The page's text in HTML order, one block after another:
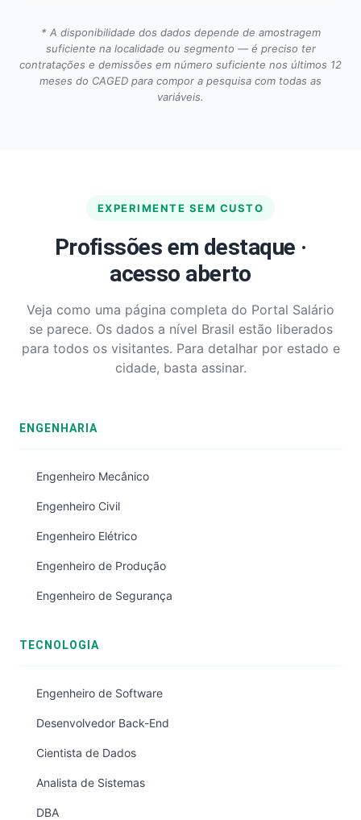
* A disponibilidade dos dados depende de amostragem
suficiente na localidade ou segmento — é preciso ter
contratações e demissões em número suficiente nos últimos 12
meses do CAGED para compor a pesquisa com todas as
variáveis.
EXPERIMENTE SEM CUSTO
Profissões em destaque ·
acesso aberto
Veja como uma página completa do Portal Salário
se parece. Os dados a nível Brasil estão liberados
para todos os visitantes. Para detalhar por estado e
cidade, basta assinar.
ENGENHARIA
Engenheiro Mecânico
Engenheiro Civil
Engenheiro Elétrico
Engenheiro de Produção
Engenheiro de Segurança
TECNOLOGIA
Engenheiro de Software
Desenvolvedor Back-End
Cientista de Dados
Analista de Sistemas
DBA